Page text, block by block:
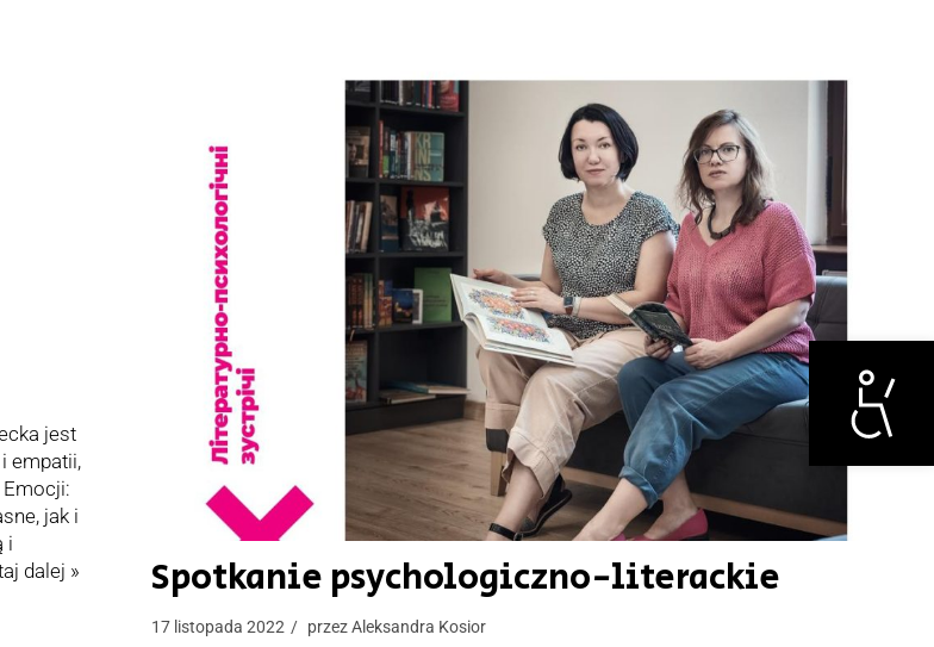
Otwórz
jest
empatii,
jak i
i
dalej » Spotkanie psychologiczno-literackie
17 listopada 2022 przezAleksandra Kosior